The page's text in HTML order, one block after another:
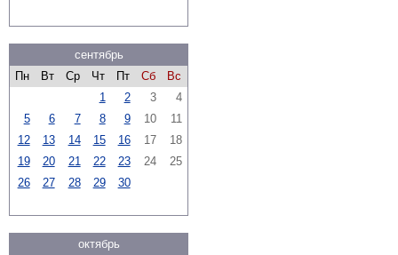
сентябрь
Пн
Вт Ср Чт Пт Сб
Вс
1
2 3
4
5
6 7 8 9 10
11
12
13 14 15 16 17
18
19
20 21 22 23 24
25
26
27 28 29 30
октябрь